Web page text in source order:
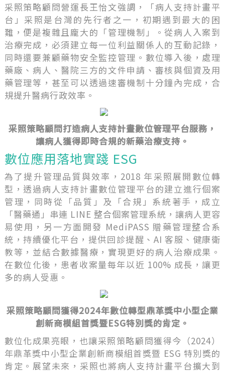
采照策略顧問營運長王怡文強調，「病人支持計畫平
台」采照是台灣的先行者之一，初期遇到最大的困
難，便是複雜且龐大的「管理機制」。從病人入案到
治療完成，必須建立每一位利益關係人的互動記錄，
同時還要兼顧藥物安全監控管理。數位導入後，處理
藥廠、病人、醫院三方的文件申請、審核與個資及用
藥管理等，甚至可以透過速審機制十分鐘內完成，合
規提升醫病行政效率。
采照策略顧問打造病人支持計畫數位管理平台服務，
讓病人獲得即時合規的新藥治療支持。
數位應用落地實踐 ESG
為了提升管理品質與效率，2018 年采照展開數位轉
型，透過病人支持計畫數位管理平台的建立進行個案
管理，同時從「品質」及「合規」系統著手，成立
「醫藥通」串連 LINE 整合個案管理系統，讓病人更容
易使用，另一方面開發 MediPASS 贈藥管理整合系
統，持續優化平台，提供回診提醒、AI 客服、健康衛
教等，並結合數據醫療，實現更好的病人治療成果。
在數位化後，患者收案量每年以近 100% 成長，讓更
多的病人受惠。
采照策略顧問獲得2024年數位轉型鼎革獎中小型企業
創新商模組首獎暨ESG特別獎的肯定。
數位化成果亮眼，也讓采照策略顧問獲得今（2024）
年鼎革獎中小型企業創新商模組首獎暨 ESG 特別獎的
肯定。展望未來，采照也將病人支持計畫平台擴大到